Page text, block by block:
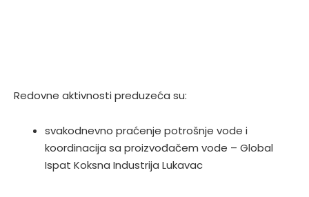
Redovne aktivnosti preduzeća su:
svakodnevno praćenje potrošnje vode i
koordinacija sa proizvođačem vode – Global
Ispat Koksna Industrija Lukavac